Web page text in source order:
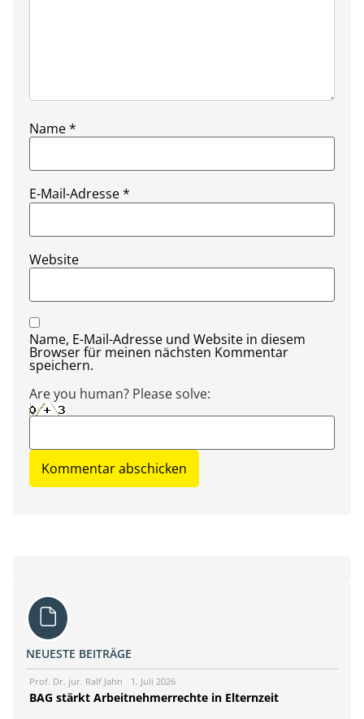
Name*
E-Mail-Adresse*
Website
Name, E-Mail-Adresse und Website in diesem
Browser für meinen nächsten Kommentar
speichern.
Are you human? Please solve:
NEUESTE BEITRÄGE
Prof. Dr. jur. Ralf Jahn 1. Juli 2026
BAG stärkt Arbeitnehmerrechte in Elternzeit